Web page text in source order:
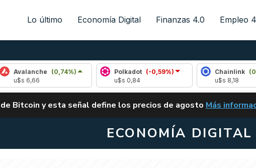
Lo último Economía Digital Finanzas 4.0 Empleo
(0,74%)
Polkadot
(-0,59%)
Chainlink (0,46%)
ALERTA
Bitcoin y esta señal define los precios de agosto VUELVE EL
Más
ECONOMÍA DIGITAL